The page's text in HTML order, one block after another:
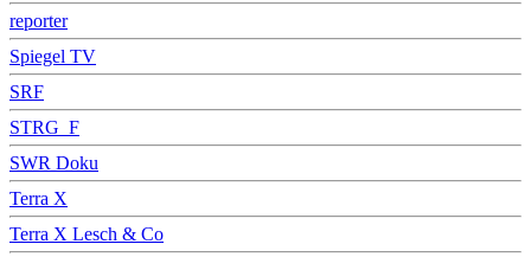
reporter
Spiegel TV
SRF
STRG_F
SWR Doku
Terra X
Terra X Lesch & Co